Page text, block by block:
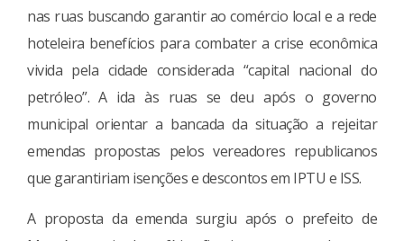
nas ruas buscando garantir ao comércio local e a rede
hoteleira benefícios para combater a crise econômica
vivida pela cidade considerada “capital nacional do
petróleo”. A ida às ruas se deu após o governo
municipal orientar a bancada da situação a rejeitar
emendas propostas pelos vereadores republicanos
que garantiriam isenções e descontos em IPTU e ISS.
A proposta da emenda surgiu após o prefeito de